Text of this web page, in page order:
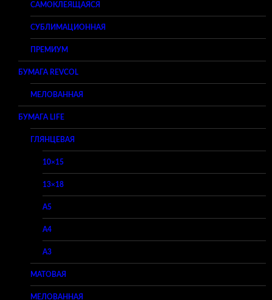
САМОКЛЕЯЩАЯСЯ
СУБЛИМАЦИОННАЯ
ПРЕМИУМ
БУМАГА REVCOL
МЕЛОВАННАЯ
БУМАГА LIFE
ГЛЯНЦЕВАЯ
10×15
13×18
A5
A4
A3
МАТОВАЯ
МЕЛОВАННАЯ